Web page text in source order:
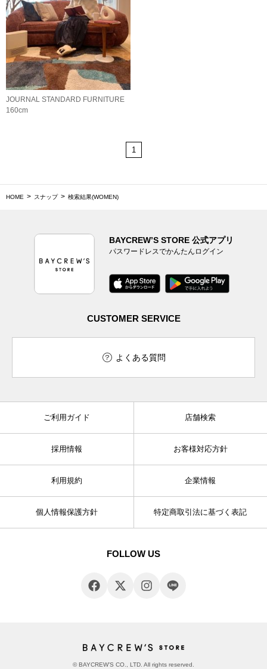
JOURNAL STANDARD FURNITURE
160cm
1
HOME スナップ 検索結果(WOMEN)
BAYCREW’S STORE 公式アプリ
パスワードレスでかんたんログイン
CUSTOMER SERVICE
よくある質問
ご利用ガイド 店舗検索
採用情報 お客様対応方針
利用規約 企業情報
個人情報保護方針 特定商取引法に基づく表記
FOLLOW US
© BAYCREW’S CO., LTD. All rights reserved.